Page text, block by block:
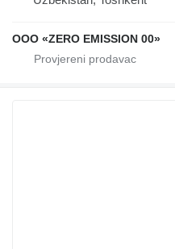
OOO «ZERO EMISSION 00»